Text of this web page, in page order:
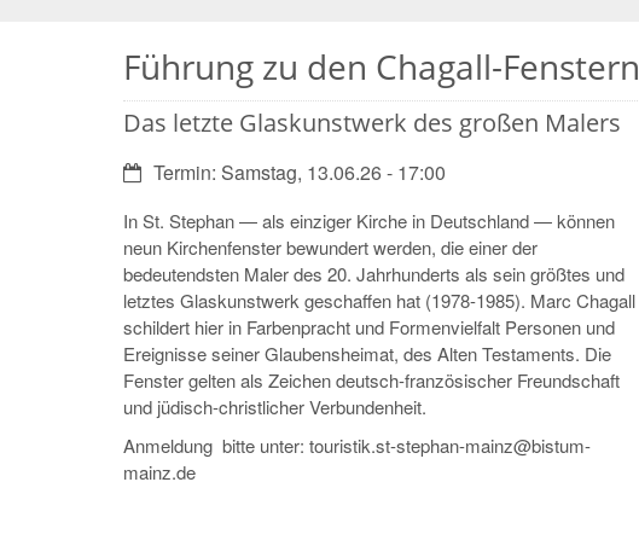
Führung zu den Chagall-Fenstern
Das letzte Glaskunstwerk des großen Malers
Datum:Termin: Samstag, 13.06.26 - 17:00
In St. Stephan — als einziger Kirche in Deutschland — können
neun Kirchenfenster bewundert werden, die einer der
bedeutendsten Maler des 20. Jahrhunderts als sein größtes und
letztes Glaskunstwerk geschaffen hat (1978-1985). Marc Chagall
schildert hier in Farbenpracht und Formenvielfalt Personen und
Ereignisse seiner Glaubensheimat, des Alten Testaments. Die
Fenster gelten als Zeichen deutsch-französischer Freundschaft
und jüdisch-christlicher Verbundenheit.
Anmeldung bitte unter: touristik.st-stephan-mainz@bistum-
mainz.de